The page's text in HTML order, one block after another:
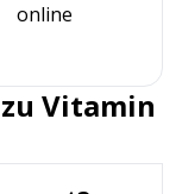
online
Vitamin